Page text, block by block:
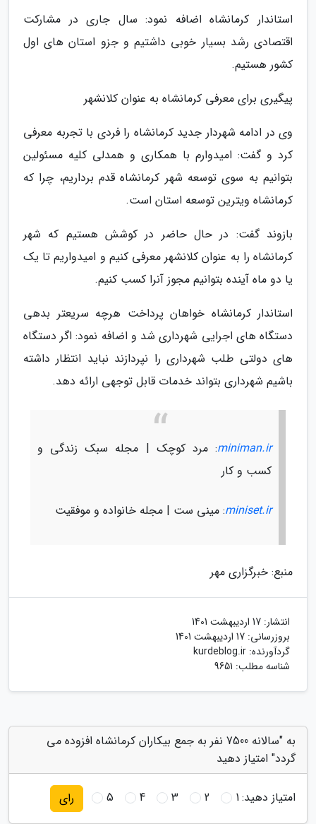
استاندار کرمانشاه اضافه نمود: سال جاری در مشارکت
اقتصادی رشد بسیار خوبی داشتیم و جزو استان های اول
کشور هستیم.
پیگیری برای معرفی کرمانشاه به عنوان کلانشهر
وی در ادامه شهردار جدید کرمانشاه را فردی با تجربه معرفی
کرد و گفت: امیدوارم با همکاری و همدلی کلیه مسئولین
بتوانیم به سوی توسعه شهر کرمانشاه قدم برداریم، چرا که
کرمانشاه ویترین توسعه استان است.
بازوند گفت: در حال حاضر در کوشش هستیم که شهر
کرمانشاه را به عنوان کلانشهر معرفی کنیم و امیدواریم تا یک
یا دو ماه آینده بتوانیم مجوز آنرا کسب کنیم.
استاندار کرمانشاه خواهان پرداخت هرچه سریعتر بدهی
دستگاه های اجرایی شهرداری شد و اضافه نمود: اگر دستگاه
های دولتی طلب شهرداری را نپردازند نباید انتظار داشته
باشیم شهرداری بتواند خدمات قابل توجهی ارائه دهد.
miniman.ir: مرد کوچک | مجله سبک زندگی و
کسب و کار
miniset.ir: مینی ست | مجله خانواده و موفقیت
منبع: خبرگزاری مهر
انتشار: 17 اردیبهشت 1401
بروزرسانی: 17 اردیبهشت 1401
گردآورنده: kurdeblog.ir
شناسه مطلب: 9651
به "سالانه 7500 نفر به جمع بیکاران کرمانشاه افزوده می
گردد" امتیاز دهید
امتیاز دهید:1
2
3
4
5 رای